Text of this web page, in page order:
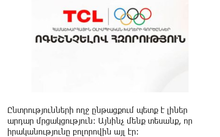
Ընտրությունների ողջ ընթացքում պետք է լիներ
արդար մրցակցություն։ Այնինչ մենք տեսանք, որ
իրականությունը բոլորովին այլ էր։